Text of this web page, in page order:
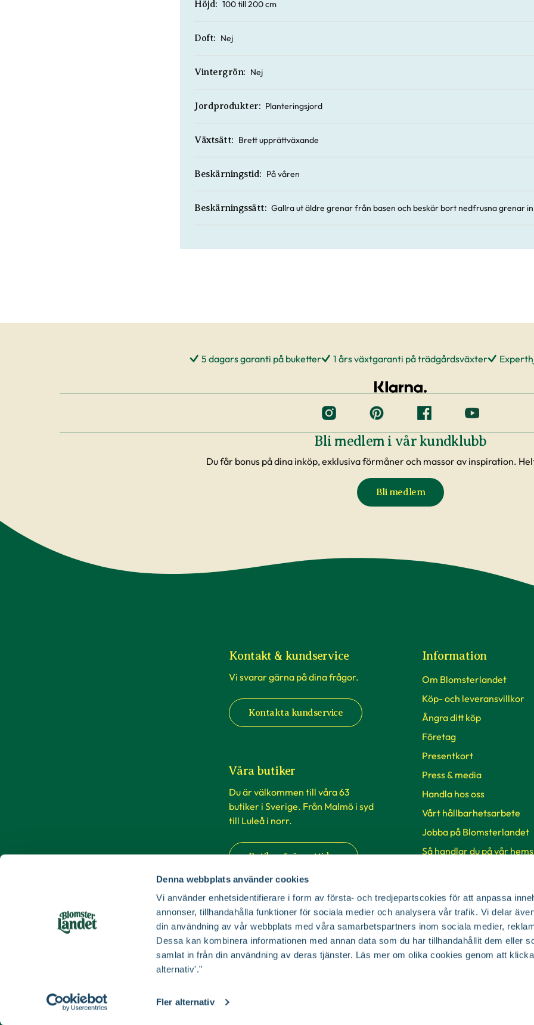
Denna webbplats använder cookies
Vi använder enhetsidentifierare i form av första- och tredjepartscokies för att anpassa
annonser, tillhandahålla funktioner för sociala medier och analysera vår trafik. Vi delar
din användning av vår webbplats med våra samarbetspartners inom sociala medier,
Dessa kan kombinera informationen med annan data som du har tillhandahållit dem eller
samlat in från din användning av deras tjänster. Läs mer om olika cookies genom att
alternativ'."
Fler alternativ
Höjd: 100 till 200 cm
Doft: Nej
Vintergrön: Nej
Jordprodukter: Planteringsjord
Växtsätt: Brett upprättväxande
Beskärningstid: På våren
Beskärningssätt: Gallra ut äldre grenar från basen och beskär bort nedfrusna grenar
5 dagars garanti på buketter 1 års växtgaranti på trädgårdsväxter
Bli medlem i vår kundklubb
Du får bonus på dina inköp, exklusiva förmåner och massor av inspiration.
Bli medlem
Kontakt & kundservice
Vi svarar gärna på dina frågor.
Kontakta kundservice
Våra butiker
Du är välkommen till våra 63
butiker i Sverige. Från Malmö i syd
till Luleå i norr.
Butiker & öppettider
Information
Om Blomsterlandet
Köp- och leveransvillkor
Ångra ditt köp
Företag
Presentkort
Press & media
Handla hos oss
Vårt hållbarhetsarbete
Jobba på Blomsterlandet
Så handlar du på vår
Cookie-inställningar